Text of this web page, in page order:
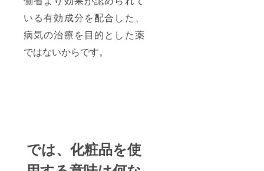
いる有効成分を配合した、
病気の治療を目的とした薬
ではないからです。
では、化粧品を使